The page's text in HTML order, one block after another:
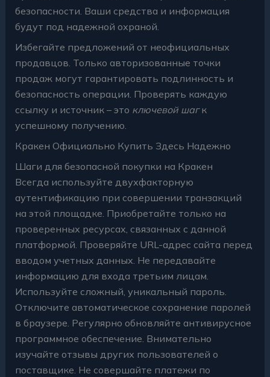
безопасности. Ваши средства и информация
будут под надежной охраной.
Избегайте предложений от неофициальных
продавцов. Только авторизованные точки
продаж могут гарантировать подлинность и
безопасность операции. Проверять каждую
ссылку и источник – это ключевой шагк
успешному получению.
Кракен Официально Купить Здесь Надежно
Шаги для безопасной покупки на Кракен
Всегда используйте двухфакторную
аутентификацию при совершении транзакций
на этой площадке. Приобретайте только на
проверенных ресурсах, связанных с данной
платформой. Проверяйте URL-адрес сайта перед
вводом учетных данных. Не передавайте
информацию для входа третьим лицам.
Используйте сложный, уникальный пароль.
Отключите автоматическое сохранение паролей
в браузере. Регулярно обновляйте антивирусное
программное обеспечение. Внимательно
изучайте отзывы других пользователей о
поставщике. Не совершайте платежи по